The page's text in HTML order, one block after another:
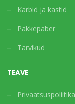
Karbid ja kastid
Pakkepaber
Tarvikud
TEAVE
Privaatsuspoliitika